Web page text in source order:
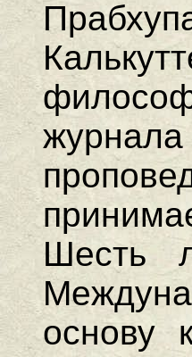
Шесть
основу